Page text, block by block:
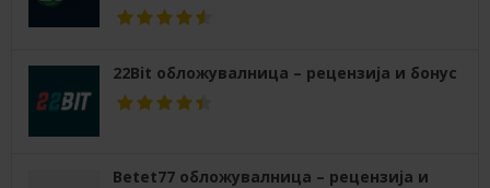
22Bit обложувалница – рецензија и бонус
Betet77 обложувалница – рецензија и